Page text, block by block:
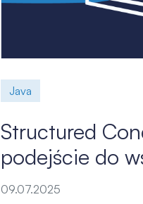
Java
Structured
podejście do
09.07.2025